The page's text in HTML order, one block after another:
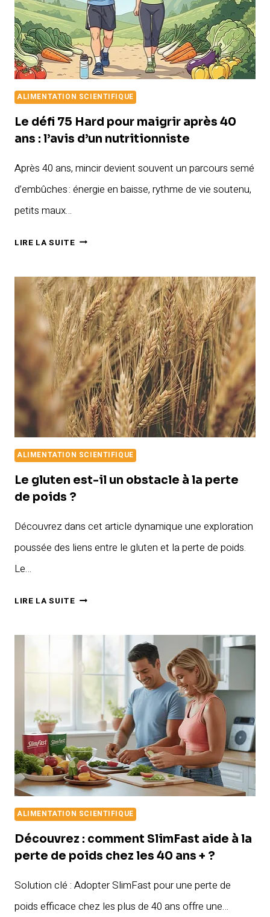
ALIMENTATION SCIENTIFIQUE
Le défi 75 Hard pour maigrir après 40
ans : l’avis d’un nutritionniste
Après 40 ans, mincir devient souvent un parcours semé
d’embûches : énergie en baisse, rythme de vie soutenu,
petits maux…
LIRE LA SUITELE
HARD
POUR
MAIGRIR
APRÈS
40
ANS
:
L’AVIS
D’UN
ALIMENTATION SCIENTIFIQUE
Le gluten est-il un obstacle à la perte
de poids ?
Découvrez dans cet article dynamique une exploration
poussée des liens entre le gluten et la perte de poids.
Le…
LIRE LA SUITELE
UN
OBSTACLE
PERTE
DE
POIDS
?
ALIMENTATION SCIENTIFIQUE
Découvrez : comment SlimFast aide à la
perte de poids chez les 40 ans + ?
Solution clé : Adopter SlimFast pour une perte de
poids efficace chez les plus de 40 ans offre une…